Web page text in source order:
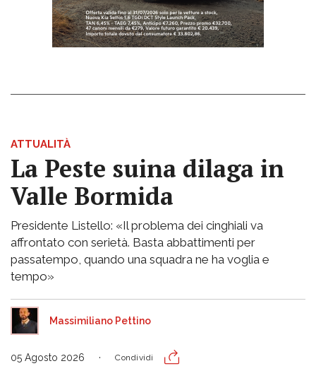
ATTUALITÀ
La Peste suina dilaga in
Valle Bormida
Presidente Listello: «Il problema dei cinghiali va
affrontato con serietà. Basta abbattimenti per
passatempo, quando una squadra ne ha voglia e
tempo»
Massimiliano Pettino
05 Agosto 2026 Condividi